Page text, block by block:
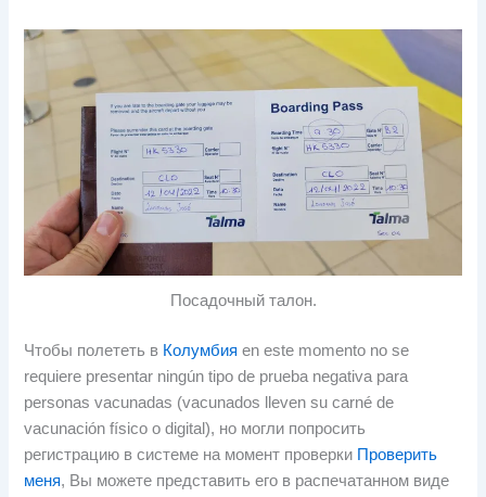
Посадочный талон.
Чтобы полететь в Колумбия en este momento no se
requiere presentar ningún tipo de prueba negativa para
personas vacunadas (vacunados lleven su carné de
vacunación físico o digital), но могли попросить
регистрацию в системе на момент проверки Проверить
меня, Вы можете представить его в распечатанном виде